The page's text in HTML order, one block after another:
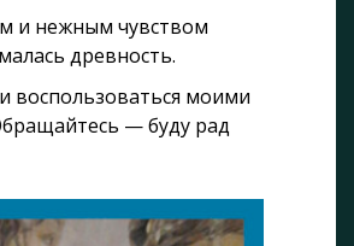
и нежным чувством
древность.
воспользоваться моими
— буду рад